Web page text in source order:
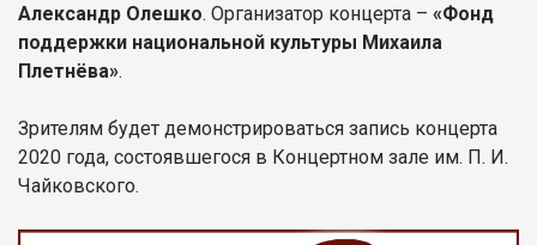
Александр Олешко. Организатор концерта – «Фонд
поддержки национальной культуры Михаила
Плетнёва».
Зрителям будет демонстрироваться запись концерта
2020 года, состоявшегося в Концертном зале им. П. И.
Чайковского.